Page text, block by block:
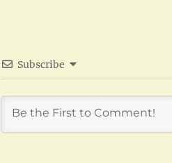
Subscribe